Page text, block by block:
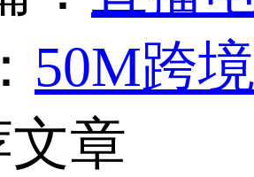
50M跨
章